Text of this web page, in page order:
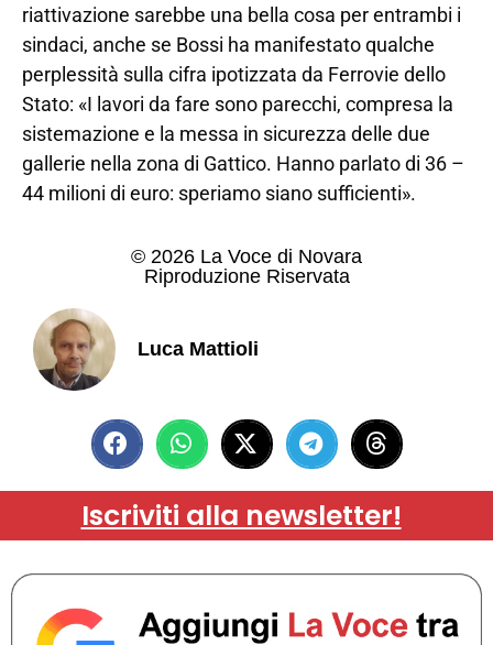
riattivazione sarebbe una bella cosa per entrambi i
sindaci, anche se Bossi ha manifestato qualche
perplessità sulla cifra ipotizzata da Ferrovie dello
Stato: «I lavori da fare sono parecchi, compresa la
sistemazione e la messa in sicurezza delle due
gallerie nella zona di Gattico. Hanno parlato di 36 –
44 milioni di euro: speriamo siano sufficienti».
© 2026 La Voce di Novara
Riproduzione Riservata
Luca Mattioli
Iscriviti alla newsletter!